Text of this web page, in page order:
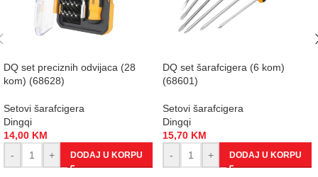
DQ set preciznih odvijaca (28
kom) (68628)
Setovi šarafcigera
Dingqi
14,00 KM
-
+ DODAJ U KORPU
DQ set šarafcigera (6 kom)
(68601)
Setovi šarafcigera
Dingqi
15,70 KM
-
+ DODAJ U KORPU